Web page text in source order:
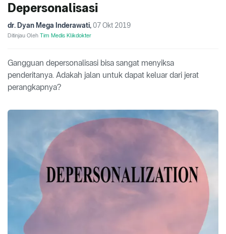
Depersonalisasi
dr. Dyan Mega Inderawati, 07 Okt 2019
Ditinjau Oleh Tim Medis Klikdokter
Gangguan depersonalisasi bisa sangat menyiksa
penderitanya. Adakah jalan untuk dapat keluar dari jerat
perangkapnya?